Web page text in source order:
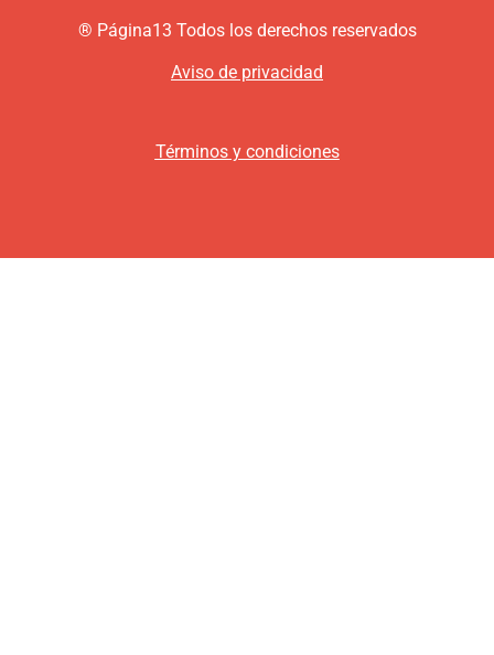
® Página13 Todos los derechos reservados
Aviso de privacidad
Términos y condiciones